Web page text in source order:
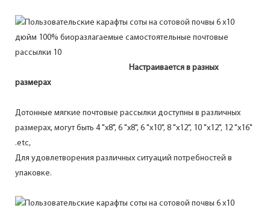
Настраивается в разных
размерах
Дотонные мягкие почтовые рассылки доступны в различных
размерах, могут быть 4 "x8", 6 "x8", 6 "x10", 8 "x12", 10 "x12", 12 "x16"
.etc,
Для удовлетворения различных ситуаций потребностей в
упаковке.